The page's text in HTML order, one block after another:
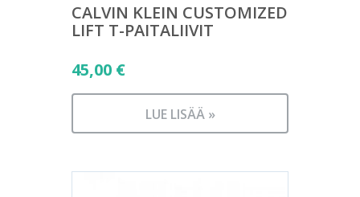
CALVIN KLEIN CUSTOMIZED
LIFT T-PAITALIIVIT
45,00 €
LUE LISÄÄ »